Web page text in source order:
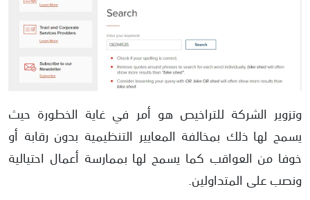
وتزوير الشركة للتراخيص هو أمر في غاية الخطورة حيث
يسمح لها ذلك بمخالفة المعايير التنظيمية بدون رقابة أو
خوفا من العواقب كما يسمح لها بممارسة أعمال احتيالية
ونصب على المتداولين.